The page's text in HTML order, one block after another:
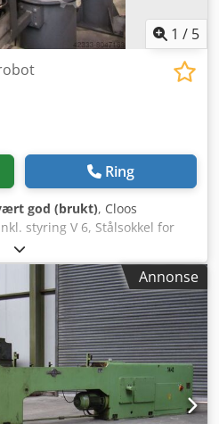
1 / 5
Ring
god (brukt), Cloos
styring V 6, Stålsokkel for
Quinto II 603 (600 A),
brenner-slangepakke,
1 dreie- og vippetabell
Chedpfx Amsizwv Ns Eea 1
skyvedør Gassdyse-
punktredigerer Anlegget blir
før levering. En andre
og vippetabell er mulig.
Annonse